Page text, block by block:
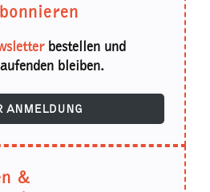
bestellen und
bleiben.
ANMELDUNG
&